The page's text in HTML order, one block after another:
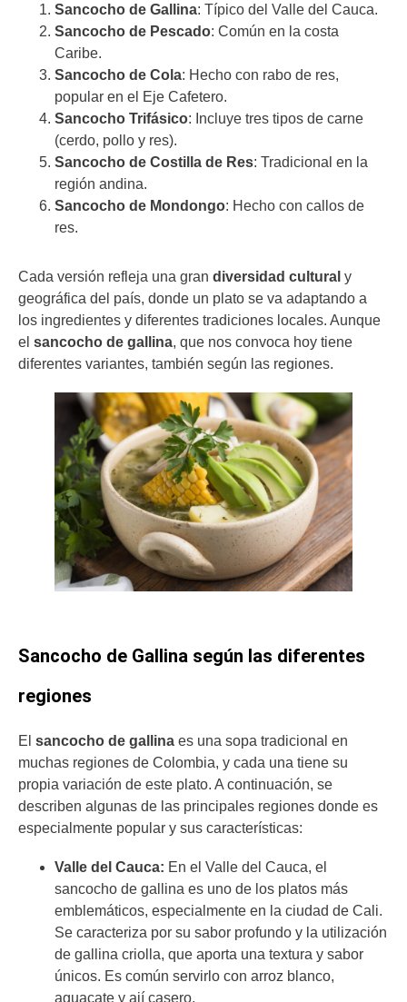
Sancocho de Gallina: Típico del Valle del Cauca.
Sancocho de Pescado: Común en la costa
Caribe.
Sancocho de Cola: Hecho con rabo de res,
popular en el Eje Cafetero.
Sancocho Trifásico: Incluye tres tipos de carne
(cerdo, pollo y res).
Sancocho de Costilla de Res: Tradicional en la
región andina.
Sancocho de Mondongo: Hecho con callos de
res.
Cada versión refleja una gran diversidad cultural y
geográfica del país, donde un plato se va adaptando a
los ingredientes y diferentes tradiciones locales. Aunque
el sancocho de gallina, que nos convoca hoy tiene
diferentes variantes, también según las regiones.
Sancocho de Gallina según las diferentes
regiones
El sancocho de gallina es una sopa tradicional en
muchas regiones de Colombia, y cada una tiene su
propia variación de este plato. A continuación, se
describen algunas de las principales regiones donde es
especialmente popular y sus características:
Valle del Cauca: En el Valle del Cauca, el
sancocho de gallina es uno de los platos más
emblemáticos, especialmente en la ciudad de Cali.
Se caracteriza por su sabor profundo y la utilización
de gallina criolla, que aporta una textura y sabor
únicos. Es común servirlo con arroz blanco,
aguacate y ají casero.